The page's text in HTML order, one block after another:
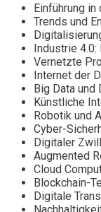
Einführung
Trends und
Industrie 4.0:
Vernetzte
Internet der
Big Data und
Künstliche
Robotik und
Cyber-
Digitaler
Augmented
Cloud
Blockchain-
Digitale